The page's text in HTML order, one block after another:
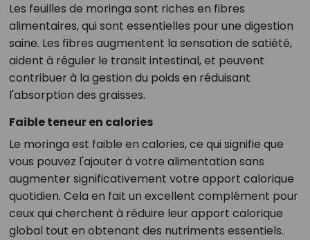
Les feuilles de moringa sont riches en fibres
alimentaires, qui sont essentielles pour une digestion
saine. Les fibres augmentent la sensation de satiété,
aident à réguler le transit intestinal, et peuvent
contribuer à la gestion du poids en réduisant
l'absorption des graisses.
Faible teneur en calories
Le moringa est faible en calories, ce qui signifie que
vous pouvez l'ajouter à votre alimentation sans
augmenter significativement votre apport calorique
quotidien. Cela en fait un excellent complément pour
ceux qui cherchent à réduire leur apport calorique
global tout en obtenant des nutriments essentiels.